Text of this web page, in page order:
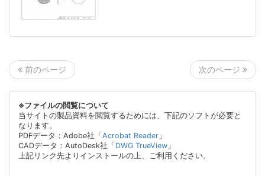
前のページ 次のページ
※ファイルの閲覧について
当サイトの製品資料を閲覧するためには、下記のソフトが必要と
なります。
PDFデータ：Adobe社「Acrobat Reader 」
CADデータ：AutoDesk社「DWG TrueView 」
上記リンク先よりインストールの上、ご利用ください。